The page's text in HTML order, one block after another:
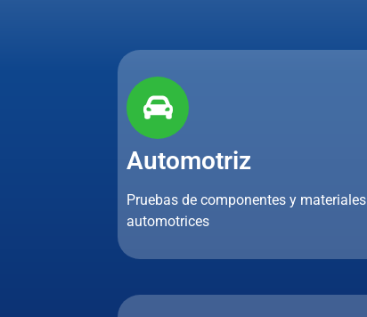
Automotriz
Pruebas de componentes y materiales
automotrices